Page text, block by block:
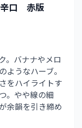
口 赤版
。バナナやメロ
ようなハーブ。
をハイライトす
。やや線の細
余韻を引き締め